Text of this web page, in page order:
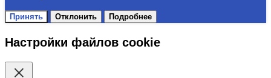
Принять Отклонить Подробнее
Настройки файлов cookie